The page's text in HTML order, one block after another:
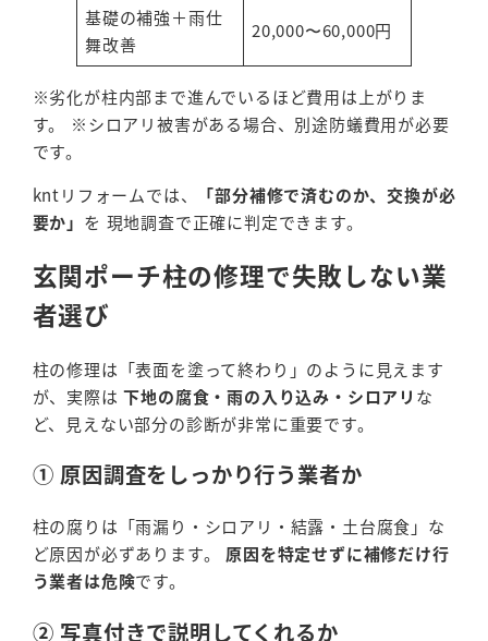
基礎の補強＋雨仕
舞改善
20,000〜60,000円
※劣化が柱内部まで進んでいるほど費用は上がりま
す。 ※シロアリ被害がある場合、別途防蟻費用が必要
です。
kntリフォームでは、
「部分補修で済むのか、交換が必
要か」 を 現地調査で正確に判定できます。
玄関ポーチ柱の修理で失敗しない業
者選び
柱の修理は「表面を塗って終わり」のように見えます
が、実際は下地の腐食・雨の入り込み・シロアリ な
ど、見えない部分の診断が非常に重要です。
① 原因調査をしっかり行う業者か
柱の腐りは「雨漏り・シロアリ・結露・土台腐食」な
ど原因が必ずあります。 原因を特定せずに補修だけ行
う業者は危険です。
② 写真付きで説明してくれるか